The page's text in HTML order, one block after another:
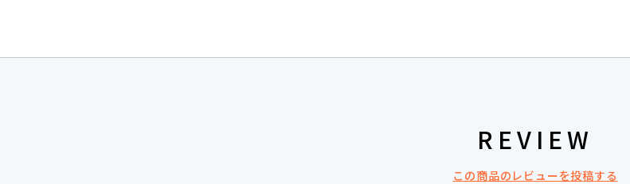
REVIEW
この商品のレビューを投稿する